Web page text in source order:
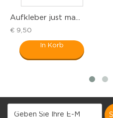
just ma...
In Korb